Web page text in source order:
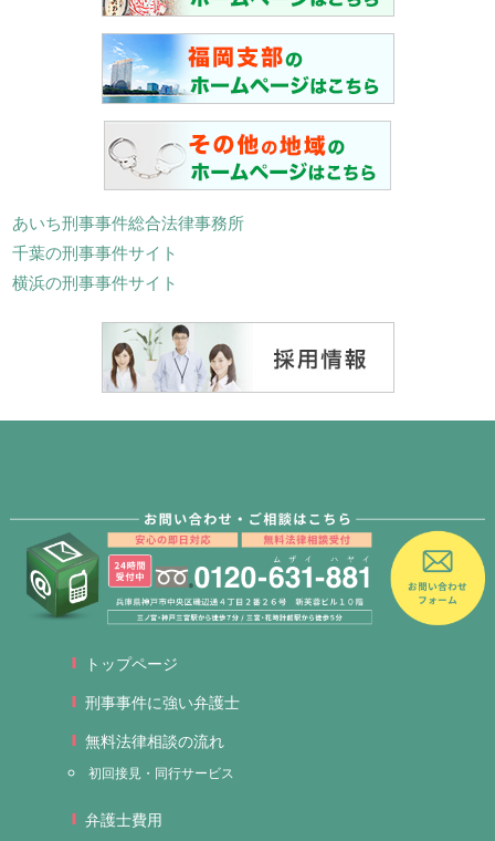
あいち刑事事件総合法律事務所
千葉の刑事事件サイト
横浜の刑事事件サイト
トップページ
刑事事件に強い弁護士
無料法律相談の流れ
初回接見・同行サービス
弁護士費用